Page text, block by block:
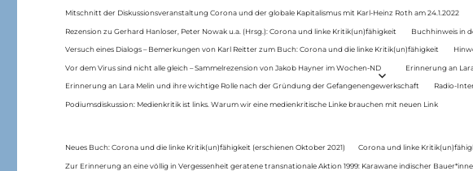
Mitschnitt der Diskussionsveranstaltung Corona und der globale Kapitalismus mit Karl-Heinz Roth am 24.1.2022
Rezension zu Gerhard Hanloser, Peter Nowak u.a. (Hrsg.): Corona und linke Kritik(un)fähigkeit Buchhinweis in
Versuch eines Dialogs – Bemerkungen von Karl Reitter zum Buch: Corona und die linke Kritik(un)fähigkeit
Vor dem Virus sind nicht alle gleich – Sammelrezension von Jakob Hayner im Wochen-ND Erinnerung an
Erinnerung an Lara Melin und ihre wichtige Rolle nach der Gründung der Gefangenengewerkschaft Radio-
Podiumsdiskussion: Medienkritik ist links. Warum wir eine medienkritische Linke brauchen mit neuen Link
Neues Buch: Corona und die linke Kritik(un)fähigkeit (erschienen Oktober 2021) Corona und linke
Zur Erinnerung an eine völlig in Vergessenheit geratene transnationale Aktion 1999: Karawane indischer